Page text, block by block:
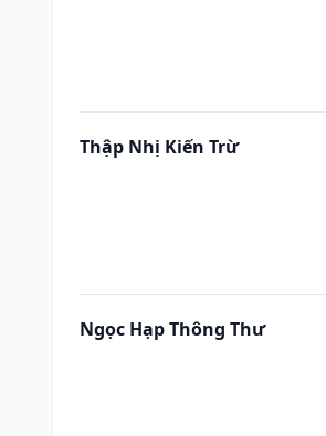
Thập Nhị Kiến Trừ
Ngọc Hạp Thông Thư